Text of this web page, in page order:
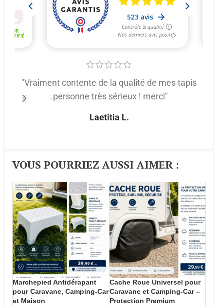
"Vraiment contente de la qualité de mes tapis
.personne très sérieux ! merci"
Laetitia L.
VOUS POURRIEZ AUSSI AIMER :​
Marchepied Antidérapant
pour Caravane, Camping-Car
et Maison
Cache Roue Universel pour
Caravane et Camping-Car –
Protection Premium